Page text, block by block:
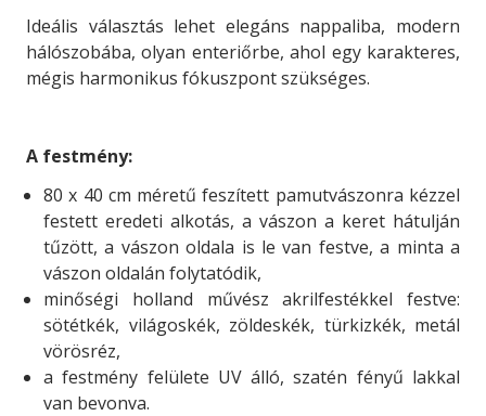
Ideális választás lehet elegáns nappaliba, modern
hálószobába, olyan enteriőrbe, ahol egy karakteres,
mégis harmonikus fókuszpont szükséges.
A festmény:
80 x 40 cm méretű feszített pamutvászonra kézzel
festett eredeti alkotás, a vászon a keret hátulján
tűzött, a vászon oldala is le van festve, a minta a
vászon oldalán folytatódik,
minőségi holland művész akrilfestékkel festve:
sötétkék, világoskék, zöldeskék, türkizkék, metál
vörösréz,
a festmény felülete UV álló, szatén fényű lakkal
van bevonva.